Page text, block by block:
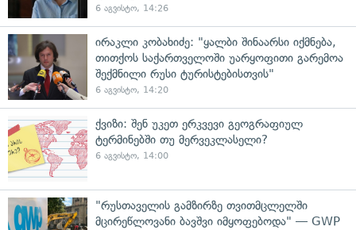
6 აგვისტო, 14:26
ირაკლი კობახიძე: "ყალბი შინაარსი იქმნება,
თითქოს საქართველოში უარყოფითი გარემოა
შექმნილი რუსი ტურისტებისთვის"
6 აგვისტო, 14:20
ქვიზი: შენ უკეთ ერკვევი გეოგრაფიულ
ტერმინებში თუ მერვეკლასელი?
6 აგვისტო, 14:00
"რუსთაველის გამზირზე თვითმცლელში
მცირეწლოვანი ბავშვი იმყოფებოდა" — GWP